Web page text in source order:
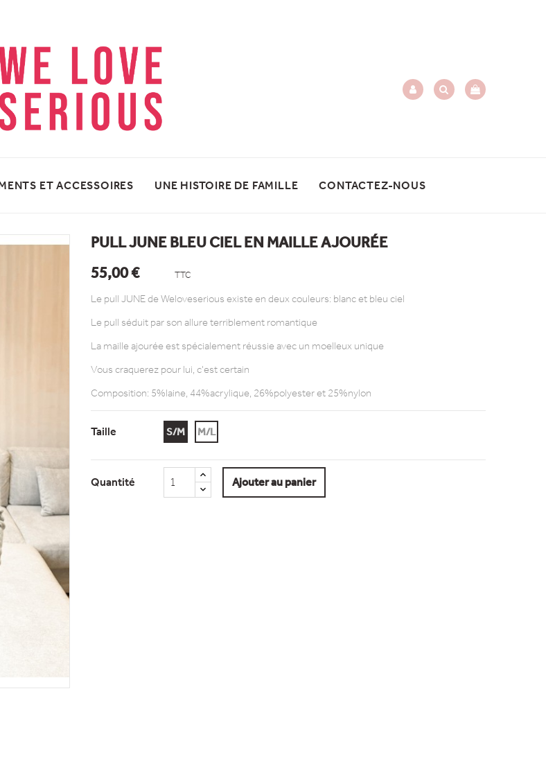
ET ACCESSOIRES UNE HISTOIRE DE FAMILLE CONTACTEZ-NOUS
PULL JUNE BLEU CIEL EN MAILLE AJOURÉE
55,00 €
TTC
Le pull JUNE de Weloveserious existe en deux couleurs: blanc et bleu ciel
Le pull séduit par son allure terriblement romantique
La maille ajourée est spécialement réussie avec un moelleux unique
Vous craquerez pour lui, c'est certain
Composition: 5%laine, 44%acrylique, 26%polyester et 25%nylon
Taille S/M M/L
Quantité Ajouter au panier